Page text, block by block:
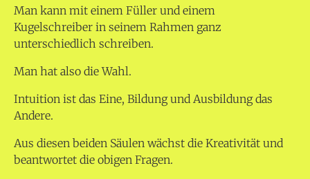
Man kann mit einem Füller und einem
Kugelschreiber in seinem Rahmen ganz
unterschiedlich schreiben.
Man hat also die Wahl.
Intuition ist das Eine, Bildung und Ausbildung das
Andere.
Aus diesen beiden Säulen wächst die Kreativität und
beantwortet die obigen Fragen.